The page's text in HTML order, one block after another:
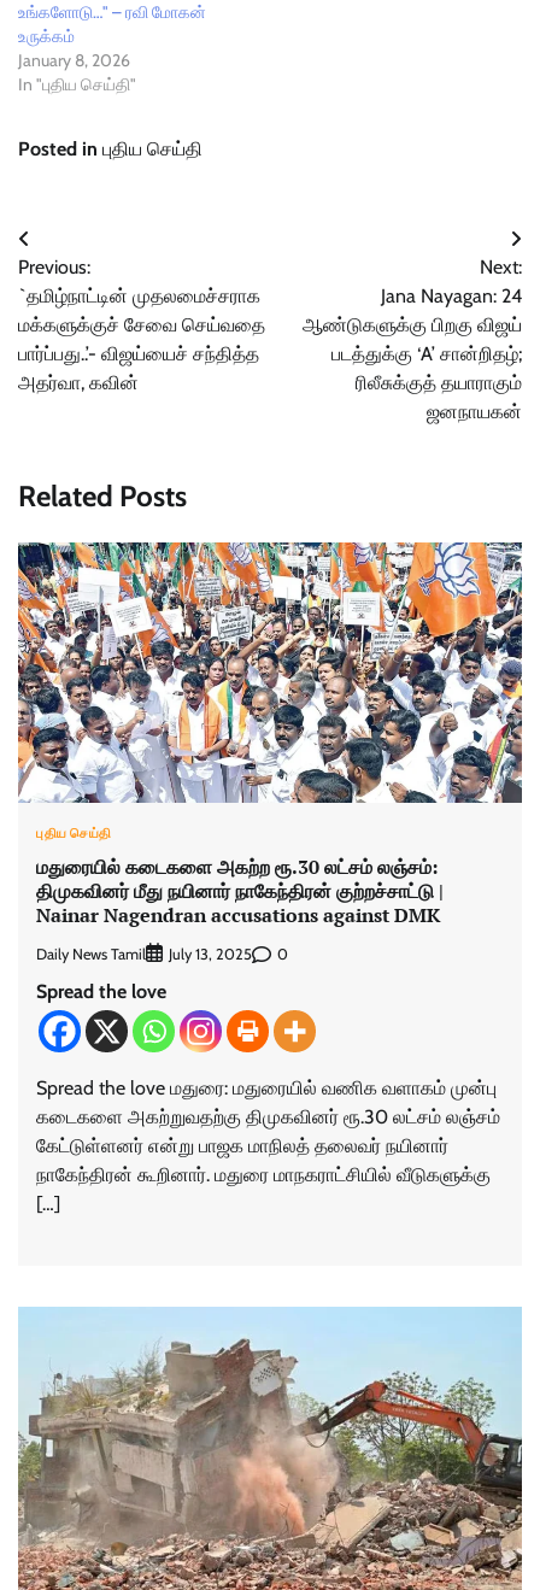
உங்களோடு…" – ரவி மோகன்
உருக்கம்
January 8, 2026
In "புதிய செய்தி"
Posted in புதிய செய்தி
Post
navigation
Previous:
`தமிழ்நாட்டின் முதலமைச்சராக
மக்களுக்குச் சேவை செய்வதை
பார்ப்பது..’- விஜய்யைச் சந்தித்த
அதர்வா, கவின்
Next:
Jana Nayagan: 24
ஆண்டுகளுக்கு பிறகு விஜய்
படத்துக்கு ‘A’ சான்றிதழ்;
ரிலீசுக்குத் தயாராகும்
ஜனநாயகன்
Related Posts
புதிய செய்தி
மதுரையில் கடைகளை அகற்ற ரூ.30 லட்சம் லஞ்சம்:
திமுகவினர் மீது நயினார் நாகேந்திரன் குற்றச்சாட்டு |
Nainar Nagendran accusations against DMK
Daily News Tamil July 13, 2025 0
Spread the love
Spread the love மதுரை: மதுரை​யில் வணிக வளாகம் முன்பு
கடைகளை அகற்​று​வதற்கு திமுக​வினர் ரூ.30 லட்​சம் லஞ்​சம்
கேட்​டுள்​ளனர் என்று பாஜக மாநிலத் தலை​வர் நயி​னார்
நாகேந்​திரன் கூறி​னார். மதுரை மாநக​ராட்​சி​யில் வீடு​களுக்கு
[…]